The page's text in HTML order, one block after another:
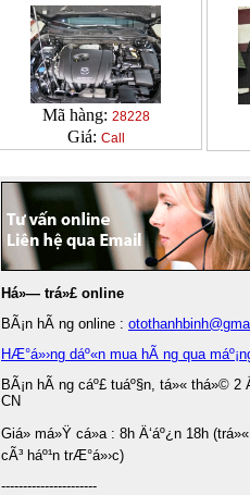
Mã hàng: 28228
Giá: Call
Há»— trá»£ online
BÃ¡n hÃ ng online :
HÆ°á»›ng dáº«n mua hÃ ng qua
BÃ¡n hÃ ng cáº£ tuáº§n, tá»« thá»© 2
CN
Giá» má»Ÿ cá»­a : 8h Ä‘áº¿n 18h (trá»«
cÃ³ háº¹n trÆ°á»›c)
----------------------